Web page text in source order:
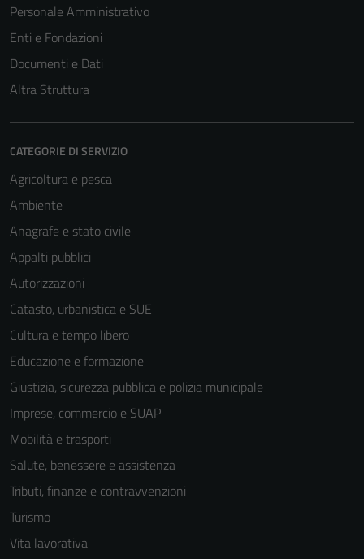
Personale Amministrativo
Enti e Fondazioni
Documenti e Dati
Altra Struttura
CATEGORIE DI SERVIZIO
Agricoltura e pesca
Ambiente
Anagrafe e stato civile
Appalti pubblici
Autorizzazioni
Catasto, urbanistica e SUE
Cultura e tempo libero
Educazione e formazione
Giustizia, sicurezza pubblica e polizia municipale
Imprese, commercio e SUAP
Mobilità e trasporti
Salute, benessere e assistenza
Tributi, finanze e contravvenzioni
Turismo
Vita lavorativa